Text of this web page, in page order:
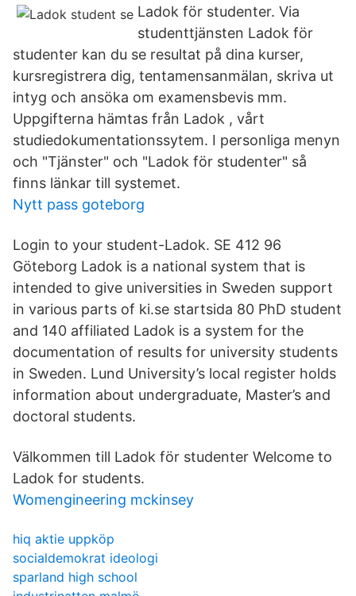
Ladok för studenter. Via
studenttjänsten Ladok för
studenter kan du se resultat på dina kurser,
kursregistrera dig, tentamensanmälan, skriva ut
intyg och ansöka om examensbevis mm.
Uppgifterna hämtas från Ladok , vårt
studiedokumentationssytem. I personliga menyn
och "Tjänster" och "Ladok för studenter" så
finns länkar till systemet.
Nytt pass goteborg
Login to your student-Ladok. SE 412 96
Göteborg Ladok is a national system that is
intended to give universities in Sweden support
in various parts of ki.se startsida 80 PhD student
and 140 affiliated Ladok is a system for the
documentation of results for university students
in Sweden. Lund University’s local register holds
information about undergraduate, Master’s and
doctoral students.
Välkommen till Ladok för studenter Welcome to
Ladok for students.
Womengineering mckinsey
hiq aktie uppköp
socialdemokrat ideologi
sparland high school